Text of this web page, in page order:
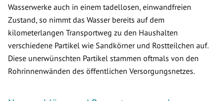
Wasserwerke auch in einem tadellosen, einwandfreien
Zustand, so nimmt das Wasser bereits auf dem
kilometerlangen Transportweg zu den Haushalten
verschiedene Partikel wie Sandkörner und Rostteilchen auf.
Diese unerwünschten Partikel stammen oftmals von den
Rohrinnenwänden des öffentlichen Versorgungsnetzes.